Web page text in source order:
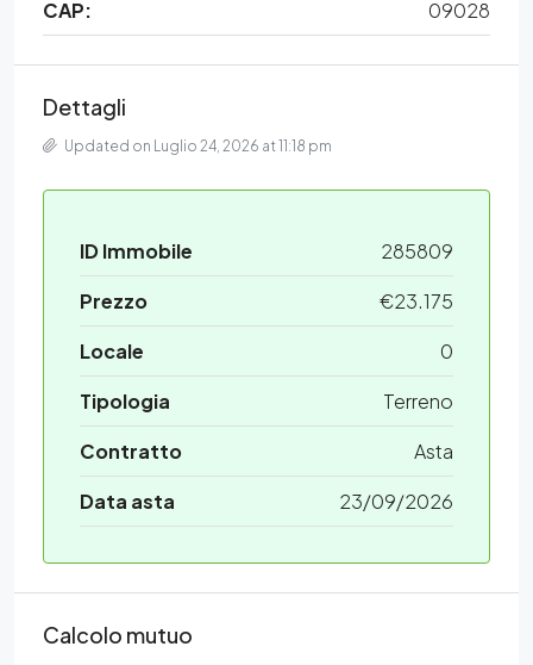
CAP:
09028
Dettagli
Updated on Luglio 24, 2026 at 11:18 pm
ID Immobile
285809
Prezzo
€23.175
Locale
0
Tipologia
Terreno
Contratto
Asta
Data asta
23/09/2026
Calcolo mutuo